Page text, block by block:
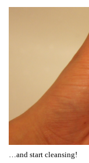
…and start cleansing!